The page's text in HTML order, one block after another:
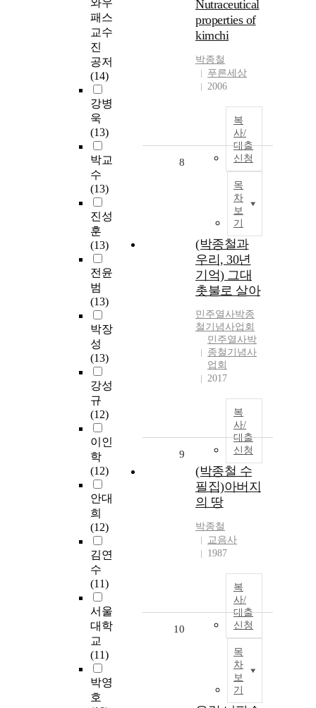
와우
패스
교수
진
공저
(14)
강병
욱
(13)
박교
수
(13)
진성
훈
(13)
전윤
범
(13)
박장
성
(13)
강성
규
(12)
이인
학
(12)
안대
희
(12)
김연
수
(11)
서울
대학
교
(11)
박영
호
Nutraceutical
properties of
kimchi
박종철
푸른세상
2006
복
사/
대출
신청
목
차
보
기
8
(박종철과
우리, 30년
기억) 그대
촛불로 살아
민주열사박종
철 기념사업회
민주열사박
종철기념사
업회
2017
복
사/
대출
신청
9
(박종철 수
필집)아버지
의 땅
박종철
교음사
1987
복
사/
대출
신청
목
차
보
기
10